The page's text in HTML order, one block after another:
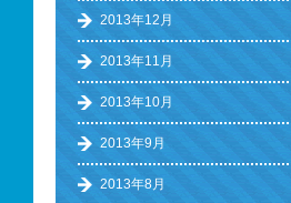
2013年12月
2013年11月
2013年10月
2013年9月
2013年8月